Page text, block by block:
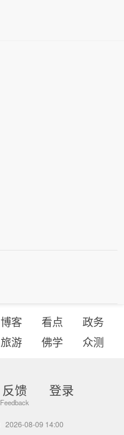
博客 看点
政务
旅游 佛学 众测
反馈 登录
2026-08-09 14:00